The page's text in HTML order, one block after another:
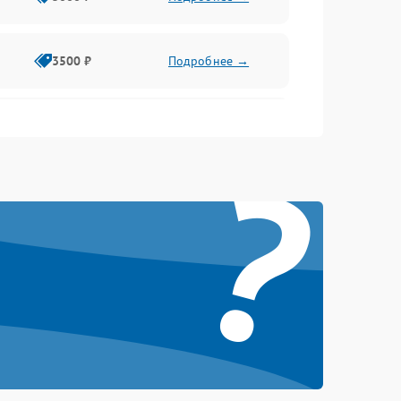
3500 ₽ Подробнее →
2000 ₽ Подробнее →
Подробнее →
Подробнее →
?